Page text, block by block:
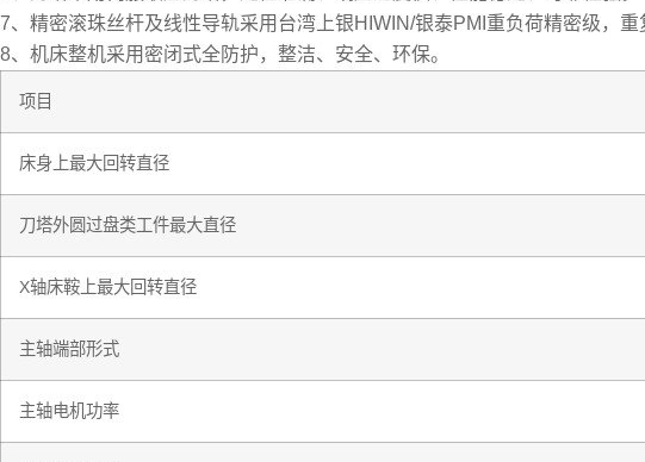
7、精密滚珠丝杆及线性导轨采用台湾上银HIWIN/银泰PMI重负荷精密级，
8、机床整机采用密闭式全防护，整洁、安全、环保。
项目
床身上最大回转直径
刀塔外圆过盘类工件最大直径
X轴床鞍上最大回转直径
主轴端部形式
主轴电机功率